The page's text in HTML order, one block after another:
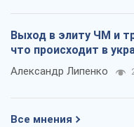
Выход в элиту ЧМ и
что происходит в
Александр Липенко
Все мнения